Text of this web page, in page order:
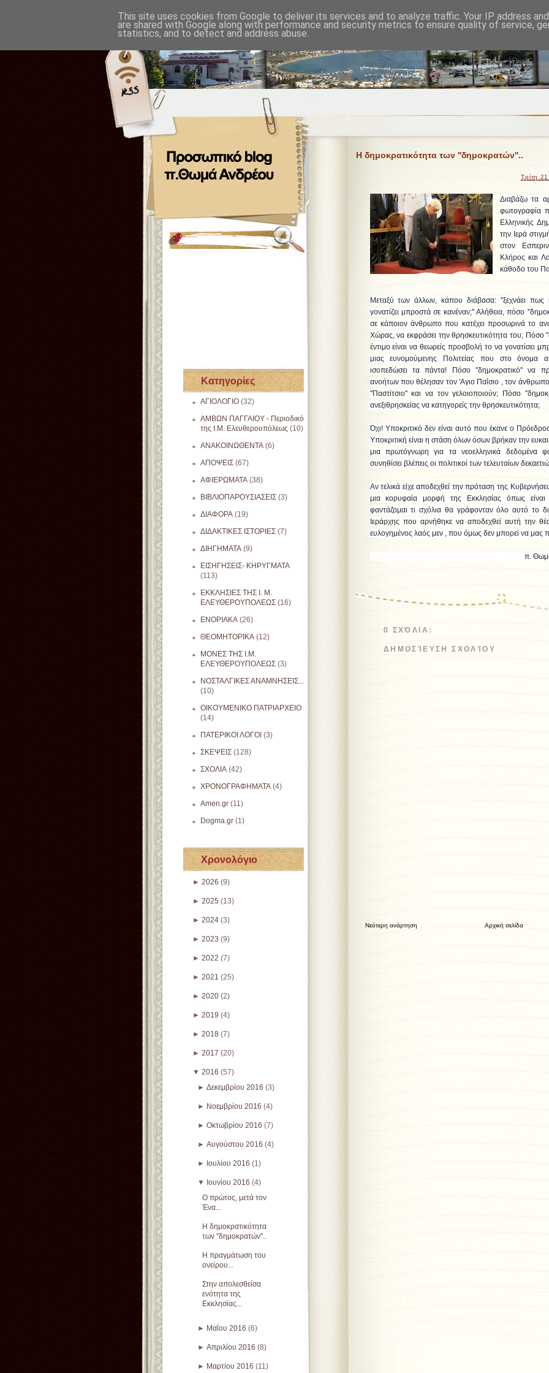
Κατηγορίες
ΑΓΙΟΛΟΓΙΟ (32)
ΑΜΒΩΝ ΠΑΓΓΑΙΟΥ - Περιοδικό
της Ι.Μ. Ελευθερουπόλεως (10)
ΑΝΑΚΟΙΝΩΘΕΝΤΑ (6)
ΑΠΟΨΕΙΣ (67)
ΑΦΙΕΡΩΜΑΤΑ (38)
ΒΙΒΛΙΟΠΑΡΟΥΣΙΑΣΕΙΣ (3)
ΔΙΑΦΟΡΑ (19)
ΔΙΔΑΚΤΙΚΕΣ ΙΣΤΟΡΙΕΣ (7)
ΔΙΗΓΗΜΑΤΑ (9)
ΕΙΣΗΓΗΣΕΙΣ- ΚΗΡΥΓΜΑΤΑ
(113)
ΕΚΚΛΗΣΙΕΣ ΤΗΣ Ι. Μ.
ΕΛΕΥΘΕΡΟΥΠΟΛΕΩΣ (16)
ΕΝΟΡΙΑΚΑ (26)
ΘΕΟΜΗΤΟΡΙΚΑ (12)
ΜΟΝΕΣ ΤΗΣ Ι.Μ.
ΕΛΕΥΘΕΡΟΥΠΟΛΕΩΣ (3)
ΝΟΣΤΑΛΓΙΚΕΣ ΑΝΑΜΝΗΣΕΙΣ...
(10)
ΟΙΚΟΥΜΕΝΙΚΟ ΠΑΤΡΙΑΡΧΕΙΟ
(14)
ΠΑΤΕΡΙΚΟΙ ΛΟΓΟΙ (3)
ΣΚΕΨΕΙΣ (128)
ΣΧΟΛΙΑ (42)
ΧΡΟΝΟΓΡΑΦΗΜΑΤΑ (4)
Amen.gr (11)
Dogma.gr (1)
Χρονολόγιο
► 2026 (9)
► 2025 (13)
► 2024 (3)
► 2023 (9)
► 2022 (7)
► 2021 (25)
► 2020 (2)
► 2019 (4)
► 2018 (7)
► 2017 (20)
▼ 2016 (57)
► Δεκεμβρίου 2016 (3)
► Νοεμβρίου 2016 (4)
► Οκτωβρίου 2016 (7)
► Αυγούστου 2016 (4)
► Ιουλίου 2016 (1)
▼ Ιουνίου 2016 (4)
Ο πρώτος, μετά τον
Ένα...
Η δημοκρατικότητα
των ''δημοκρατών''..
Η πραγμάτωση του
ονείρου...
Στην απολεσθείσα
ενότητα της
Εκκλησίας...
► Μαΐου 2016 (6)
► Απριλίου 2016 (8)
► Μαρτίου 2016 (11)
Η δημοκρατικότητα των ''δημοκρατών''..
Τρίτη
Διαβάζω τα
φωτογραφία
Ελληνικής
την Ιερά
στον
Κλήρος και
κάθοδο του
Μεταξύ των άλλων, κάπου διάβασα: ''ξεχνάει πως
γονατίζει μπροστά σε κανέναν;'' Αλήθεια, πόσο
σε κάποιον άνθρωπο που κατέχει προσωρινά το
Χώρας, να εκφράσει την θρησκευτικότητα του; Πόσο
έντιμο είναι να θεωρείς προσβολή το να γονατίσει
μιας ευνομούμενης Πολιτείας που στο όνομα
ισοπεδώσει τα πάντα! Πόσο ''δημοκρατικό'' να
ανοήτων που θέλησαν τον 'Αγιο Παΐσιο , τον
''Παστίτσιο'' και να τον γελοιοποιούν; Πόσο
ανεξιθρησκείας να κατηγορείς την θρησκευτικότητα;
Όχι! Υποκριτικό δεν είναι αυτό που έκανε ο
Υποκριτική είναι η στάση όλων όσων βρήκαν την
μια πρωτόγνωρη για τα νεοελληνικά δεδομένα
συνηθίσει βλέπεις οι πολιτικοί των τελευταίων
Αν τελικά είχε αποδεχθεί την πρόταση της
μια κορυφαία μορφή της Εκκλησίας όπως είναι
φαντάζομαι τι σχόλια θα γράφονταν όλο αυτό το
Ιεράρχης που αρνήθηκε να αποδεχθεί αυτή την
ευλογημένος λαός μεν , που όμως δεν μπορεί να μας
π. Θωμάς
0 ΣΧΌΛΙΑ:
ΔΗΜΟΣΊΕΥΣΗ ΣΧΟΛΊΟΥ
Νεότερη ανάρτηση Αρχική σελίδα
This site uses cookies from Google to deliver its services and to analyze traffic. Your IP address
are shared with Google along with performance and security metrics to ensure quality of service,
statistics, and to detect and address abuse.